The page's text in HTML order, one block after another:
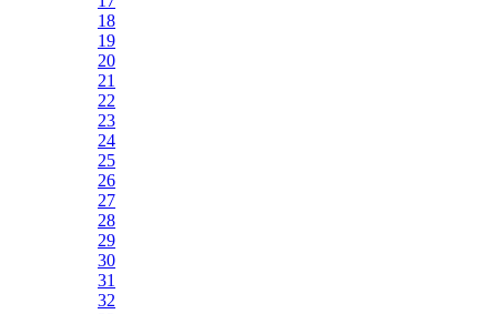
18
19
20
21
22
23
24
25
26
27
28
29
30
31
32